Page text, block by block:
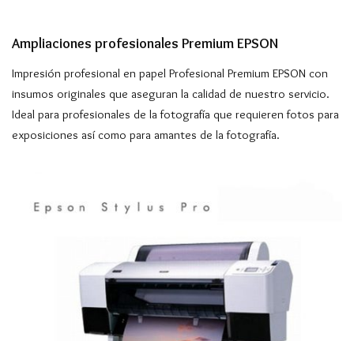
Ampliaciones profesionales Premium EPSON
Impresión profesional en papel Profesional Premium EPSON con
insumos originales que aseguran la calidad de nuestro servicio.
Ideal para profesionales de la fotografía que requieren fotos para
exposiciones así como para amantes de la fotografía.